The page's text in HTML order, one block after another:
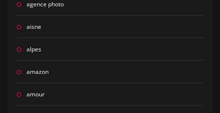
agence photo
aisne
alpes
amazon
amour